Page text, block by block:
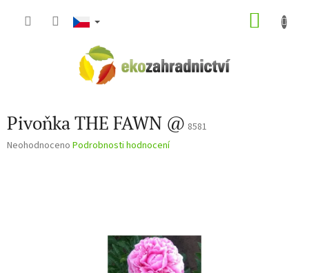
Pivoňka THE FAWN @ 8581
Průměrné
Neohodnoceno Podrobnosti hodnocení